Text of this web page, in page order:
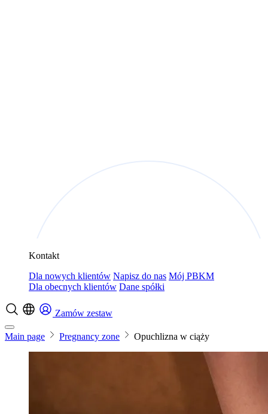
Kontakt
Dla nowych klientów Napisz do nas Mój PBKM
Dla obecnych klientów Dane spółki
Zamów zestaw
Main page Pregnancy zone Opuchlizna w ciąży